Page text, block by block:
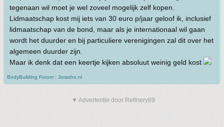
tegenaan wil moet je wel zoveel mogelijk zelf kopen.
Lidmaatschap kost mij iets van 30 euro p/jaar geloof ik, inclusief
lidmaatschap van de bond, maar als je internationaal wil gaan
wordt het duurder en bij particuliere verenigingen zal dit over het
algemeen duurder zijn.
Maar ik denk dat een keertje kijken absoluut weinig geld kost
BodyBuilding Forum | Jorasho.nl
▼ Advertentie door Refinery89